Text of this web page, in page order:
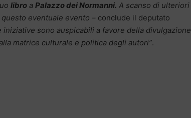
libro a Palazzo dei Normanni. A scanso di ulteriori
eventuale evento – conclude il deputato
sono auspicabili a favore della divulgazione
matrice culturale e politica degli autori”.